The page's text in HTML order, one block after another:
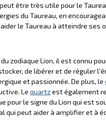
être très utile pour le
du Taureau, en
le Taureau à atteindre ses
zodiaque Lion, il est connu
de libérer et de réguler
et passionnée. De plus, le
Le quartzest également
pour le signe du Lion qui est
qui peut aider à amplifier et à